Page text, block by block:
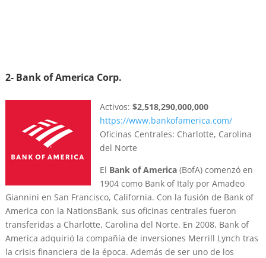
2- Bank of America Corp.
Activos: $2,518,290,000,000
https://www.bankofamerica.com/
Oficinas Centrales: Charlotte, Carolina
del Norte
El Bank of America(BofA) comenzó en
1904 como Bank of Italy por Amadeo
Giannini en San Francisco, California. Con la fusión de Bank of
America con la NationsBank, sus oficinas centrales fueron
transferidas a Charlotte, Carolina del Norte. En 2008, Bank of
America adquirió la compañía de inversiones Merrill Lynch tras
la crisis financiera de la época. Además de ser uno de los